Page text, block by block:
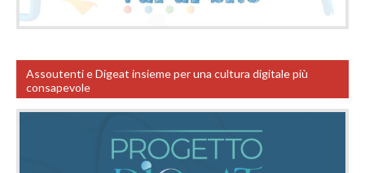
Assoutenti e Digeat insieme per una cultura digitale più
consapevole